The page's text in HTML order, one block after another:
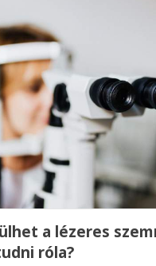
a lézeres
róla?